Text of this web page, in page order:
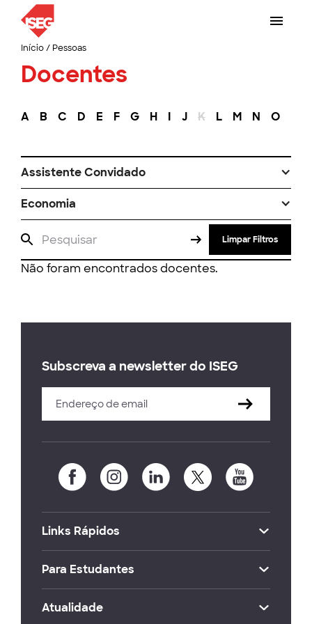
Início/ Pessoas
Docentes
A B C D E F G H I J K L M N O
Assistente Convidado
Economia
Limpar Filtros
Não foram encontrados docentes.
Subscreva a newsletter do ISEG
Links Rápidos
Para Estudantes
Atualidade